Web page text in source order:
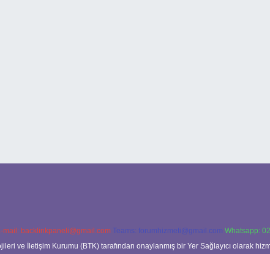
mail: backlinkpaneli@gmail.com Teams: forumhizmeti@gmail.com Whatsapp:
ve İletişim Kurumu (BTK) tarafından onaylanmış bir Yer Sağlayıcı olarak